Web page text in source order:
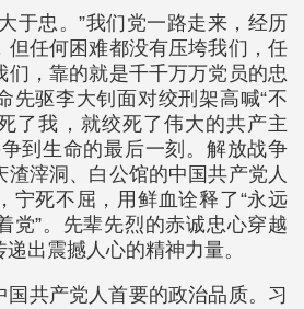
于忠。”我们党一路走来，经历
但任何困难都没有压垮我们，任
们，靠的就是千千万万党员的忠
先驱李大钊面对绞刑架高喊“不
了我，就绞死了伟大的共产主
到生命的最后一刻。解放战争
渣滓洞、白公馆的中国共产党人
宁死不屈，用鲜血诠释了“永远
党”。先辈先烈的赤诚忠心穿越
出震撼人心的精神力量。
国共产党人首要的政治品质。习